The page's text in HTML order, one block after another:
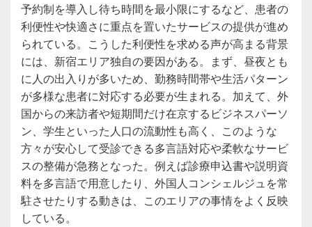
予約制を導入し待ち時間を最小限にするなど、患者の
利便性や快適さに重点を置いたサービスの提供が進め
られている。こうした利便性を求める声が高まる背景
には、新宿エリア独自の要因がある。まず、昼夜とも
に人の出入りが多いため、勤務時間帯や生活パターン
が多様な患者に対応する必要が生まれる。加えて、外
国からの来訪者や短期間だけ在京するビジネスパーソ
ン、学生といった人口の流動性も高く、このような
方々が安心して受診できる多言語対応や柔軟なサービ
スの整備が急務となった。例えば診療申込書や説明資
料を多言語で用意したり、外国人コンシェルジュを常
駐させたりする動きは、このエリアの事情をよく反映
している。